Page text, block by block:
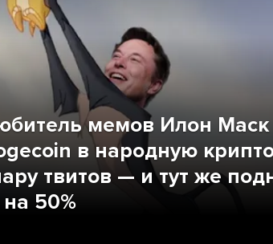
мемов Илон Маск
в народную
твитов — и тут же
50%